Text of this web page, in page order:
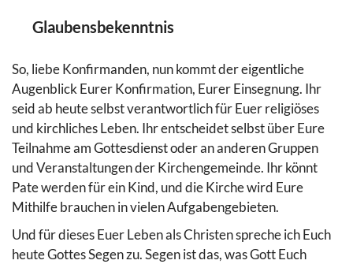
Glaubensbekenntnis
So, liebe Konfirmanden, nun kommt der eigentliche
Augenblick Eurer Konfirmation, Eurer Einsegnung. Ihr
seid ab heute selbst verantwortlich für Euer religiöses
und kirchliches Leben. Ihr entscheidet selbst über Eure
Teilnahme am Gottesdienst oder an anderen Gruppen
und Veranstaltungen der Kirchengemeinde. Ihr könnt
Pate werden für ein Kind, und die Kirche wird Eure
Mithilfe brauchen in vielen Aufgabengebieten.
Und für dieses Euer Leben als Christen spreche ich Euch
heute Gottes Segen zu. Segen ist das, was Gott Euch